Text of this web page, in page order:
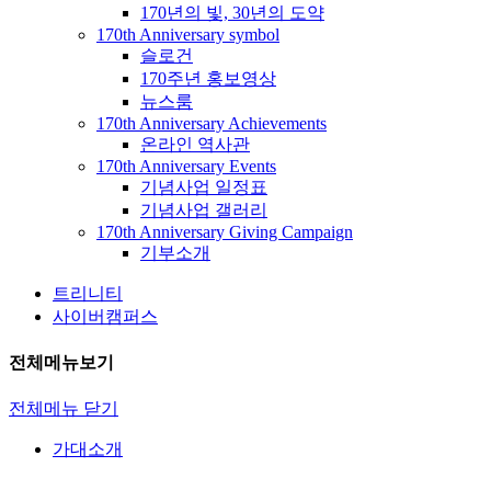
170년의 빛, 30년의 도약
170th Anniversary symbol
슬로건
170주년 홍보영상
뉴스룸
170th Anniversary Achievements
온라인 역사관
170th Anniversary Events
기념사업 일정표
기념사업 갤러리
170th Anniversary Giving Campaign
기부소개
트리니티
사이버캠퍼스
전체메뉴보기
전체메뉴 닫기
가대소개